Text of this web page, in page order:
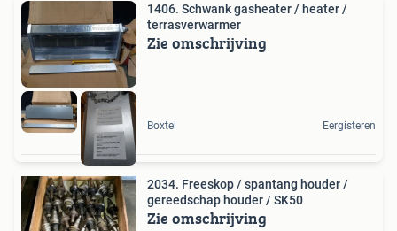
1406. Schwank gasheater / heater /
terrasverwarmer
Zie omschrijving
Boxtel Eergisteren
2034. Freeskop / spantang houder /
gereedschap houder / SK50
Zie omschrijving